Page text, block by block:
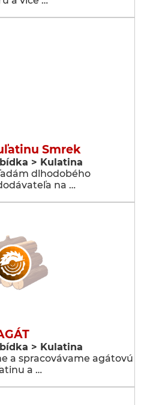
Smrek
> Kulatina
dlhodobého
na …
> Kulatina
a spracovávame agátovú
a …